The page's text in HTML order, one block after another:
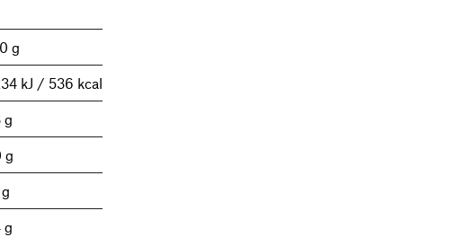
g
kJ / 536 kcal
g
g
g